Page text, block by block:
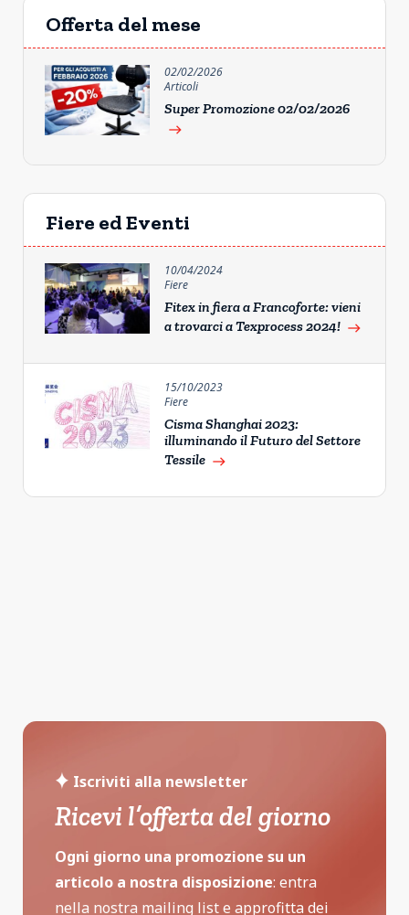
Offerta del mese
02/02/2026
Articoli
Super Promozione 02/02/2026
east
Fiere ed Eventi
10/04/2024
Fiere
Fitex in fiera a Francoforte: vieni
a trovarci a Texprocess 2024! east
15/10/2023
Fiere
Cisma Shanghai 2023:
illuminando il Futuro del Settore
Tessile east
Iscriviti alla newsletter
Ricevi l’offerta del giorno
Ogni giorno una promozione su un
articolo a nostra disposizione: entra
nella nostra mailing list e approfitta dei